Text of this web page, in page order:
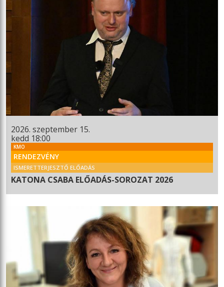
2026. szeptember 15.
kedd 18:00
KMO
RENDEZVÉNY
ISMERETTERJESZTŐ ELŐADÁS
KATONA CSABA ELŐADÁS-SOROZAT 2026